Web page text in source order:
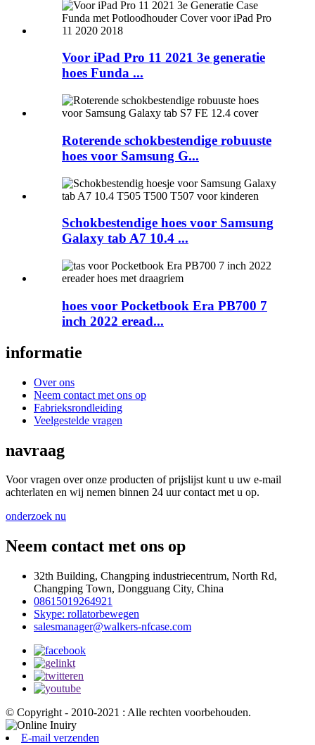
Voor iPad Pro 11 2021 3e generatie
hoes Funda ...
Roterende schokbestendige robuuste
hoes voor Samsung G...
Schokbestendige hoes voor Samsung
Galaxy tab A7 10.4 ...
hoes voor Pocketbook Era PB700 7
inch 2022 eread...
informatie
Over ons
Neem contact met ons op
Fabrieksrondleiding
Veelgestelde vragen
navraag
Voor vragen over onze producten of prijslijst kunt u uw e-mail
achterlaten en wij nemen binnen 24 uur contact met u op.
onderzoek nu
Neem contact met ons op
32th Building, Changping industriecentrum, North Rd,
Changping Town, Dongguang City, China
08615019264921
Skype: rollatorbewegen
salesmanager@walkers-nfcase.com
© Copyright - 2010-2021 : Alle rechten voorbehouden.
E-mail verzenden